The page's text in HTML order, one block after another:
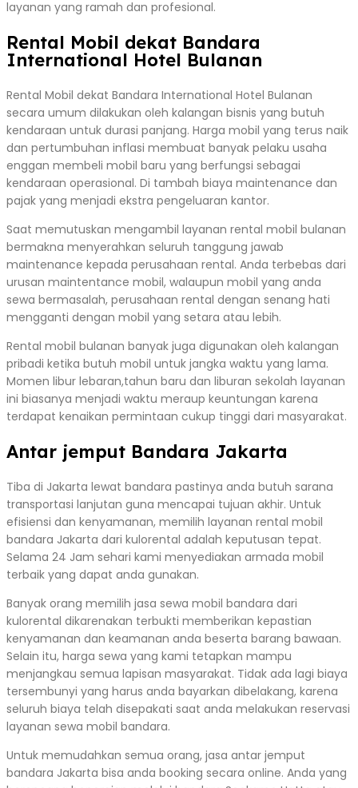
layanan yang ramah dan profesional.
Rental Mobil dekat Bandara
International Hotel Bulanan
Rental Mobil dekat Bandara International Hotel Bulanan
secara umum dilakukan oleh kalangan bisnis yang butuh
kendaraan untuk durasi panjang. Harga mobil yang terus naik
dan pertumbuhan inflasi membuat banyak pelaku usaha
enggan membeli mobil baru yang berfungsi sebagai
kendaraan operasional. Di tambah biaya maintenance dan
pajak yang menjadi ekstra pengeluaran kantor.
Saat memutuskan mengambil layanan rental mobil bulanan
bermakna menyerahkan seluruh tanggung jawab
maintenance kepada perusahaan rental. Anda terbebas dari
urusan maintentance mobil, walaupun mobil yang anda
sewa bermasalah, perusahaan rental dengan senang hati
mengganti dengan mobil yang setara atau lebih.
Rental mobil bulanan banyak juga digunakan oleh kalangan
pribadi ketika butuh mobil untuk jangka waktu yang lama.
Momen libur lebaran,tahun baru dan liburan sekolah layanan
ini biasanya menjadi waktu meraup keuntungan karena
terdapat kenaikan permintaan cukup tinggi dari masyarakat.
Antar jemput Bandara Jakarta
Tiba di Jakarta lewat bandara pastinya anda butuh sarana
transportasi lanjutan guna mencapai tujuan akhir. Untuk
efisiensi dan kenyamanan, memilih layanan rental mobil
bandara Jakarta dari kulorental adalah keputusan tepat.
Selama 24 Jam sehari kami menyediakan armada mobil
terbaik yang dapat anda gunakan.
Banyak orang memilih jasa sewa mobil bandara dari
kulorental dikarenakan terbukti memberikan kepastian
kenyamanan dan keamanan anda beserta barang bawaan.
Selain itu, harga sewa yang kami tetapkan mampu
menjangkau semua lapisan masyarakat. Tidak ada lagi biaya
tersembunyi yang harus anda bayarkan dibelakang, karena
seluruh biaya telah disepakati saat anda melakukan reservasi
layanan sewa mobil bandara.
Untuk memudahkan semua orang, jasa antar jemput
bandara Jakarta bisa anda booking secara online. Anda yang